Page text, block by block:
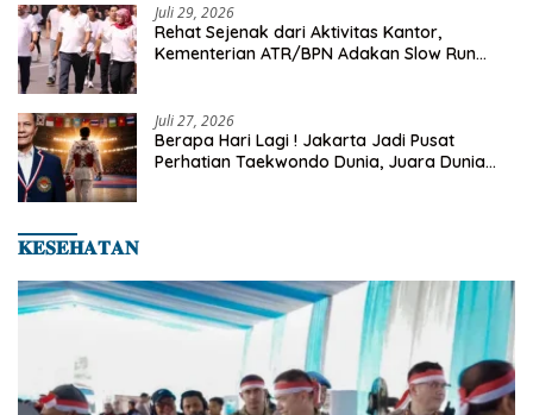
Juli 29, 2026
Rehat Sejenak dari Aktivitas Kantor,
Kementerian ATR/BPN Adakan Slow Run
Juli 27, 2026
Berapa Hari Lagi ! Jakarta Jadi Pusat
Perhatian Taekwondo Dunia, Juara Dunia
𝐊𝐄𝐒𝐄𝐇𝐀𝐓𝐀𝐍